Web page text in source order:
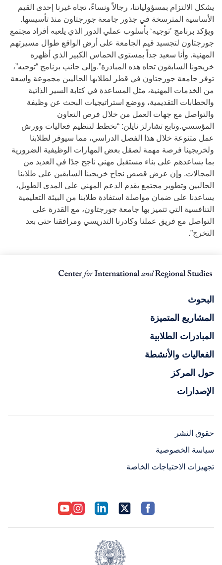
يشكل الالتزام بمسؤولياتنا، رجالاً ونساءً، تجاه غيرنا إحدى القيم
الأساسية المترسخة في جذور جامعة جورجتاون منذ تأسيسها.
ويؤكد برنامج ’توجيه‘ بأسلوب عملي الدور الذي يلعبه أفراد مجتمع
جورجتاون لتجسيد قيم الجامعة على أرض الواقع طوال مسيرتهم
المهنية. وأنا سعيد جداً بمستوى الحماس الكبير الذي أظهره
خريجونا السابقون تجاه هذه المبادرة”.وإلى جانب برنامج “توجيه”،
توفر جامعة جورجتاون في قطر لطلابها الحاليين مجموعة واسعة
من الخدمات المهنية، مثل المساعدة في كتابة السير الذاتية
والخطابات التقديمية، ووضع استراتيجيات البحث عن وظيفة
والتواصل مع جهات العمل من خلال فرص التعاون
المؤسسي.وتابع تشارلز نايلن: “نخطط لتنظيم فعاليات وورش
عمل متنوعة خلال هذا الفصل الدراسي، مما سيوفر لطلابنا
ولخريجينا فرصة مهمة لصقل بعض المهارات الوظيفية الضرورية
بما يساعدهم على بناء مستقبل مهني ناجح جدًا في العديد من
المجالات. وإن عرض قصص نجاح خريجينا السابقين على طلابنا
الحاليين وتطوير مجتمع يقدم الدعم المهني على المدى الطويل،
يساعدنا على ضمان مواصلة استفادة طلابنا من البيئة التعليمية
التنافسية التي تتميز بها جامعة جورجتاون، مع القدرة على
التواصل مع فريق عملنا وكادرنا التدريسي ومرافقنا حتى بعد
التخرج”.
البحوث
المشاريع المتميزة
المبادرات الطلابية
الفعاليات والأنشطة
حول المركز
الإصدارات
حقوق النشر
سياسة الخصوصية
تجهيزات الاحتياجات الخاصة